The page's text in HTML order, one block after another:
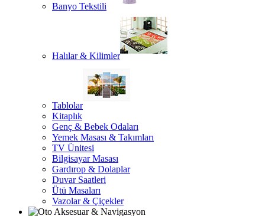
Banyo Tekstili
Halılar & Kilimler
Tablolar
Kitaplık
Genç & Bebek Odaları
Yemek Masası & Takımları
TV Ünitesi
Bilgisayar Masası
Gardırop & Dolaplar
Duvar Saatleri
Ütü Masaları
Vazolar & Çiçekler